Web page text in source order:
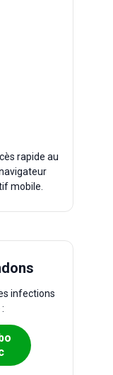
rapide au
mobile.
infections